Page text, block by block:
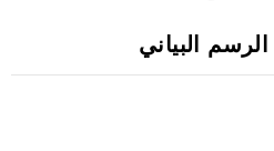
البياني